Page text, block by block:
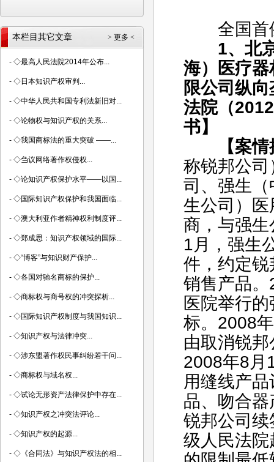
全国首例
1、北京
海）医疗
限公司纵
法院（
书】
【案情
称锐邦公
司、强生
生公司）
商，与强
1月，强生
件，约定
销售产品
医院举行
标。2008
由取消锐
2008年8月
用缝线产
品、吻合
锐邦公司
级人民法
> 更多 <
本栏目其它文章
- ◇最高人民法院2014年公布...
- ◇日本知识产权审判...
- ◇中华人民共和国专利法新旧对...
- ◇论物权与知识产权的关系...
- ◇我国商标法的重大突破 ——...
- ◇刍议网络著作权侵权...
- ◇论知识产权保护水平——以国...
- ◇国际知识产权保护和我国面临...
- ◇澳大利亚作者精神权利制度评...
- ◇郑成思：知识产权领域的国际...
- ◇“博客”与知识财产保护...
- ◇各国对驰名商标的保护...
- ◇商标权与商号权的冲突探析...
- ◇国际知识产权制度与我国知识...
- ◇知识产权与法律冲突...
- ◇涉东盟著作权民事纠纷若干问...
- ◇商标权与域名权...
- ◇试论无形资产法律保护中存在...
- ◇知识产权之冲突法评论...
- ◇知识产权的起源...
- ◇《合同法》与知识产权法的相...